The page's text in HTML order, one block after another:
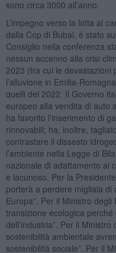
sono circa 3000 all’anno.
L’impegno verso la lotta al
dalla Cop di Bubai, è stato
Consiglio nella conferenza
nessun accenno alla crisi
2023 (tra cui le
l’alluvione in Emilia-
quelli del 2022. Il Governo
europeo alla vendita di auto
ha favorito l’inserimento di
rinnovabili; ha, inoltre,
contrastare il dissesto
l’ambiente nella Legge di
nazionale di adattamento ai
e lacunoso. Per la
porterà a perdere migliaia di
Europa”. Per il Ministro
transizione ecologica
dell’industria”. Per il Ministro
sostenibilità ambientale
sostenibilità sociale”. Per il